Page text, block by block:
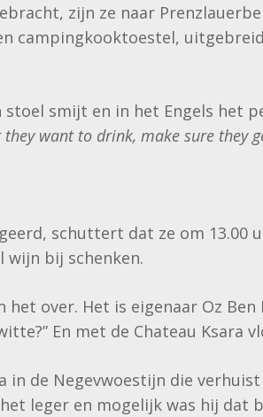
zijn ze naar
campingkooktoestel,
smijt en in het Engels het
want to drink, make sure they
schuttert dat ze om 13.00
wijn bij schenken.
over. Het is eigenaar Oz Ben
En met de Chateau Ksara
in de Negevwoestijn die
leger en mogelijk was hij dat